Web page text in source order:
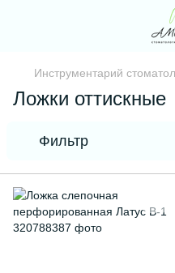
Инструментарий
Ложки оттискные
Фильтр